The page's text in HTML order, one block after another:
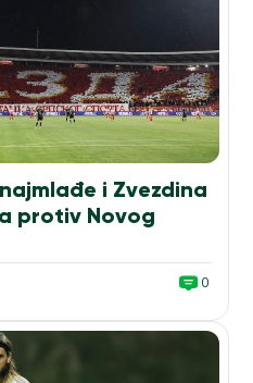
i Zvezdina
protiv Novog
0